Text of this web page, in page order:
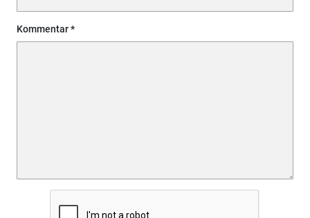
Kommentar